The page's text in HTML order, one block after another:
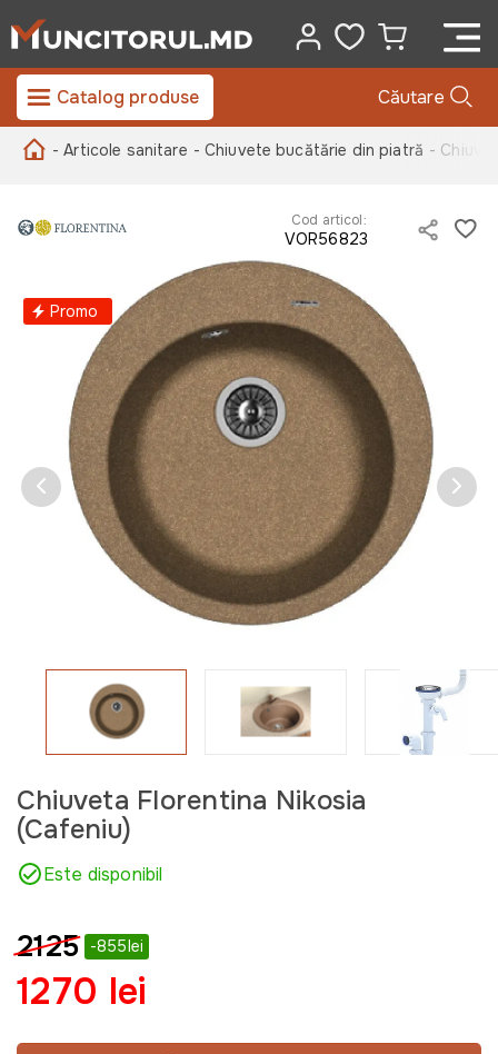
Catalog produse Căutare
- Articole sanitare - Chiuvete bucătărie din piatră -
Cod articol:
VOR56823
Promo
Chiuveta Florentina Nikosia
(Cafeniu)
Este disponibil
2125 -855lei
1270 lei